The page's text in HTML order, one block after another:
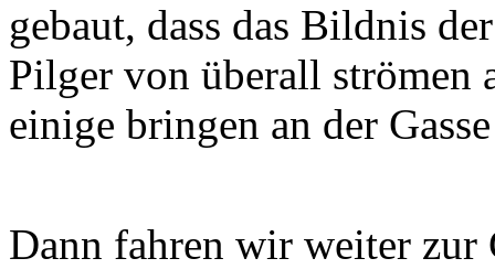
gebaut, dass das Bildnis
Pilger von überall strömen
einige bringen an der
Dann fahren wir weiter